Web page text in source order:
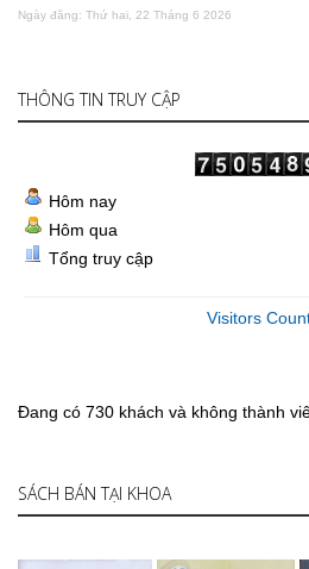
Ngày đăng: Thứ hai, 22 Tháng 6 2026
THÔNG TIN TRUY CẬP
Hôm nay
Hôm qua
Tổng truy cập
Visitors
Đang có 730 khách và không thành
SÁCH BÁN TẠI KHOA